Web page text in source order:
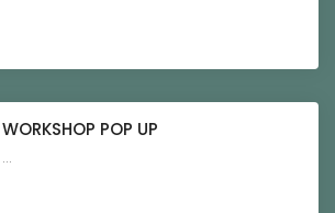
WORKSHOP POP UP
...